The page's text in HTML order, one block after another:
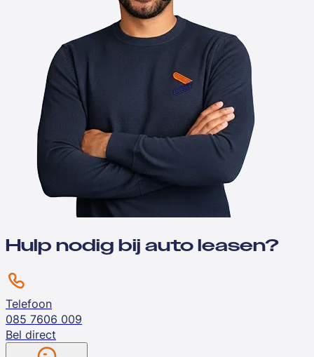
Hulp nodig bij auto leasen?
Telefoon
085 7606 009
Bel direct